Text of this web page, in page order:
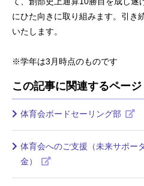
にひた向きに取り組みます。引き
いたします。
※学年は3月時点のものです
この記事に関連するページ
体育会ボードセーリング部
体育会へのご支援（未来サポー
金）